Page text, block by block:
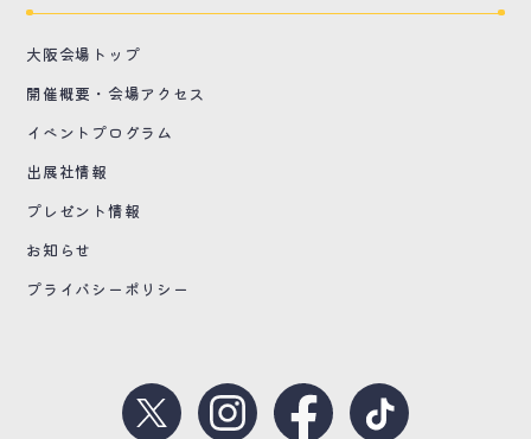
大阪会場トップ
開催概要・会場アクセス
イベントプログラム
出展社情報
プレゼント情報
お知らせ
プライバシーポリシー